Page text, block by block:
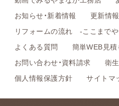
お知らせ・新着情報
更新情報
リフォームの流れ -ここまでや
よくある質問
簡単WEB見積
お問い合わせ・資料請求
衛
個人情報保護方針
サイトマ